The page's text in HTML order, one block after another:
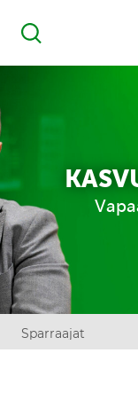
Haku
Sparraajat